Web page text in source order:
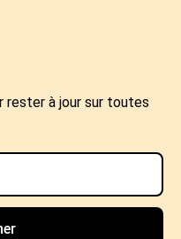
rester à jour sur toutes